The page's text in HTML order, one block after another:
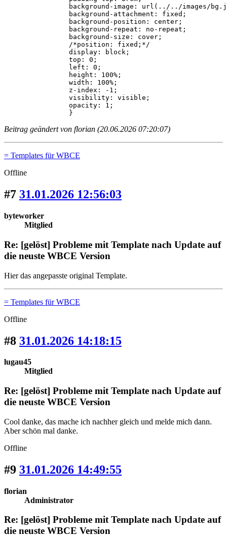
		}
Beitrag geändert von florian (20.06.2026 07:20:07)
= Templates für WBCE
Offline
#7 31.01.2026 12:56:03
byteworker
Mitglied
Re: [gelöst] Probleme mit Template nach Update auf
die neuste WBCE Version
Hier das angepasste original Template.
= Templates für WBCE
Offline
#8 31.01.2026 14:18:15
lugau45
Mitglied
Re: [gelöst] Probleme mit Template nach Update auf
die neuste WBCE Version
Cool danke, das mache ich nachher gleich und melde mich dann.
Aber schön mal danke.
Offline
#9 31.01.2026 14:49:55
florian
Administrator
Re: [gelöst] Probleme mit Template nach Update auf
die neuste WBCE Version